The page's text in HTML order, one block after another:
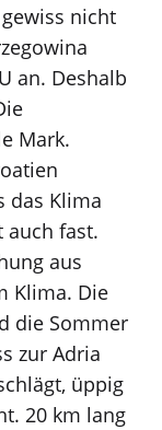
nicht
an. Deshalb
Mark.
das Klima
fast.
aus
Klima. Die
die Sommer
zur Adria
üppig
20 km lang